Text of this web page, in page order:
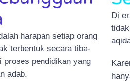
harapan setiap orang
terbentuk secara tiba-
proses pendidikan yang
adab.
Di